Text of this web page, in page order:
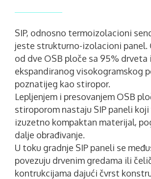
SIP, odnosno termoizolacioni
jeste strukturno-izolacioni panel.
od dve OSB ploče sa 95% drveta i
ekspandiranog visokogramskog
poznatijeg kao stiropor.
Lepljenjem i presovanjem OSB
stiroporom nastaju SIP paneli koji
izuzetno kompaktan materijal,
dalje obrađivanje.
U toku gradnje SIP paneli se
povezuju drvenim gredama ili
kontrukcijama dajući čvrst